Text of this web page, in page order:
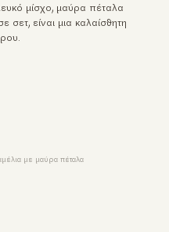
μίσχο, μαύρα πέταλα
σετ, είναι μια καλαίσθητη
με μαύρα πέταλα